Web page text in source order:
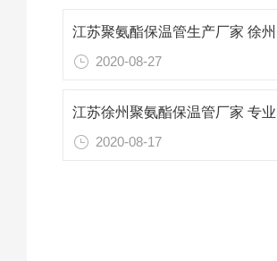
2020-08-27
2020-08-17